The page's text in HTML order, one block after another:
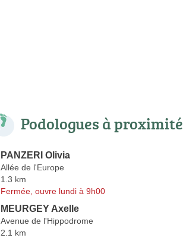
Podologues à proximité
PANZERI Olivia
Allée de l'Europe
1.3 km
Fermée, ouvre lundi à 9h00
MEURGEY Axelle
Avenue de l'Hippodrome
2.1 km